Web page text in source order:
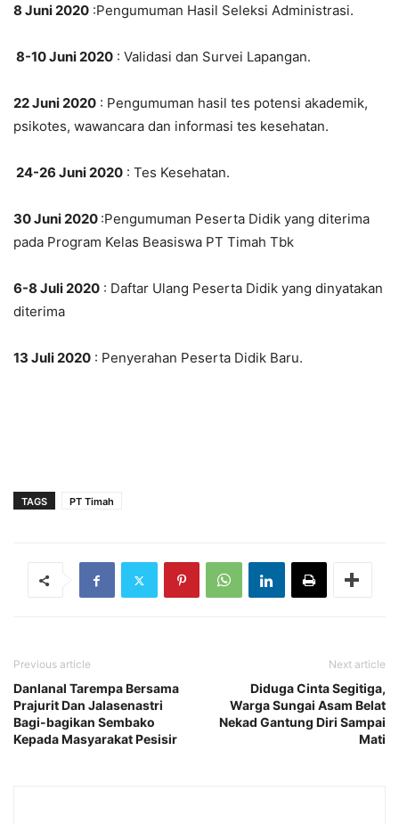
8 Juni 2020 :Pengumuman Hasil Seleksi Administrasi.
8-10 Juni 2020 : Validasi dan Survei Lapangan.
22 Juni 2020 : Pengumuman hasil tes potensi akademik,
psikotes, wawancara dan informasi tes kesehatan.
24-26 Juni 2020 : Tes Kesehatan.
30 Juni 2020 :Pengumuman Peserta Didik yang diterima
pada Program Kelas Beasiswa PT Timah Tbk
6-8 Juli 2020 : Daftar Ulang Peserta Didik yang dinyatakan
diterima
13 Juli 2020 : Penyerahan Peserta Didik Baru.
TAGS PT Timah
Previous article
Danlanal Tarempa Bersama
Prajurit Dan Jalasenastri
Bagi-bagikan Sembako
Kepada Masyarakat Pesisir
Next article
Diduga Cinta Segitiga,
Warga Sungai Asam Belat
Nekad Gantung Diri Sampai
Mati